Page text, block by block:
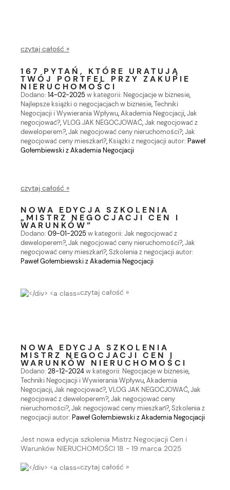
czytaj całość »
167 PYTAŃ, KTÓRE URATUJĄ
TWÓJ PORTFEL PRZY ZAKUPIE
NIERUCHOMOŚCI
Dodano: 14-02-2025w kategorii: Negocjacje w biznesie,
Najlepsze książki o negocjacjach w biznesie,Techniki
Negocjacji i Wywierania Wpływu,Akademia Negocjacji,Jak
negocjować?,VLOG JAK NEGOCJOWAĆ,Jak negocjować z
deweloperem?,Jak negocjować ceny nieruchomości?,Jak
negocjować ceny mieszkań?, Książki z negocjacji autor: Paweł
Gołembiewski z Akademia Negocjacji
czytaj całość »
NOWA EDYCJA SZKOLENIA
„MISTRZ NEGOCJACJI CEN I
WARUNKÓW”
Dodano: 09-01-2025w kategorii: Jak negocjować z
deweloperem?,Jak negocjować ceny nieruchomości?,Jak
negocjować ceny mieszkań?,Szkolenia z negocjacji autor:
Paweł Gołembiewski z Akademia Negocjacji
czytaj całość »
NOWA EDYCJA SZKOLENIA
MISTRZ NEGOCJACJI CEN I
WARUNKÓW NIERUCHOMOŚCI
Dodano: 28-12-2024w kategorii: Negocjacje w biznesie,
Techniki Negocjacji i Wywierania Wpływu,Akademia
Negocjacji,Jak negocjować?,VLOG JAK NEGOCJOWAĆ,Jak
negocjować z deweloperem?,Jak negocjować ceny
nieruchomości?,Jak negocjować ceny mieszkań?,Szkolenia z
negocjacji autor: Paweł Gołembiewski z Akademia Negocjacji
Jest nowa edycja szkolenia Mistrz Negocjacji Cen i
Warunków NIERUCHOMOŚCI 18 - 19 marca 2025
czytaj całość »